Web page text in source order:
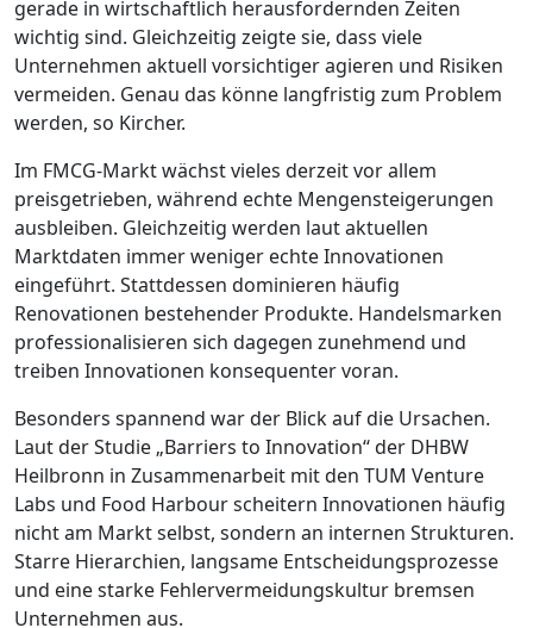
gerade in wirtschaftlich herausfordernden Zeiten
wichtig sind. Gleichzeitig zeigte sie, dass viele
Unternehmen aktuell vorsichtiger agieren und Risiken
vermeiden. Genau das könne langfristig zum Problem
werden, so Kircher.
Im FMCG-Markt wächst vieles derzeit vor allem
preisgetrieben, während echte Mengensteigerungen
ausbleiben. Gleichzeitig werden laut aktuellen
Marktdaten immer weniger echte Innovationen
eingeführt. Stattdessen dominieren häufig
Renovationen bestehender Produkte. Handelsmarken
professionalisieren sich dagegen zunehmend und
treiben Innovationen konsequenter voran.
Besonders spannend war der Blick auf die Ursachen.
Laut der Studie „Barriers to Innovation‘‘ der DHBW
Heilbronn in Zusammenarbeit mit den TUM Venture
Labs und Food Harbour scheitern Innovationen häufig
nicht am Markt selbst, sondern an internen Strukturen.
Starre Hierarchien, langsame Entscheidungsprozesse
und eine starke Fehlervermeidungskultur bremsen
Unternehmen aus.